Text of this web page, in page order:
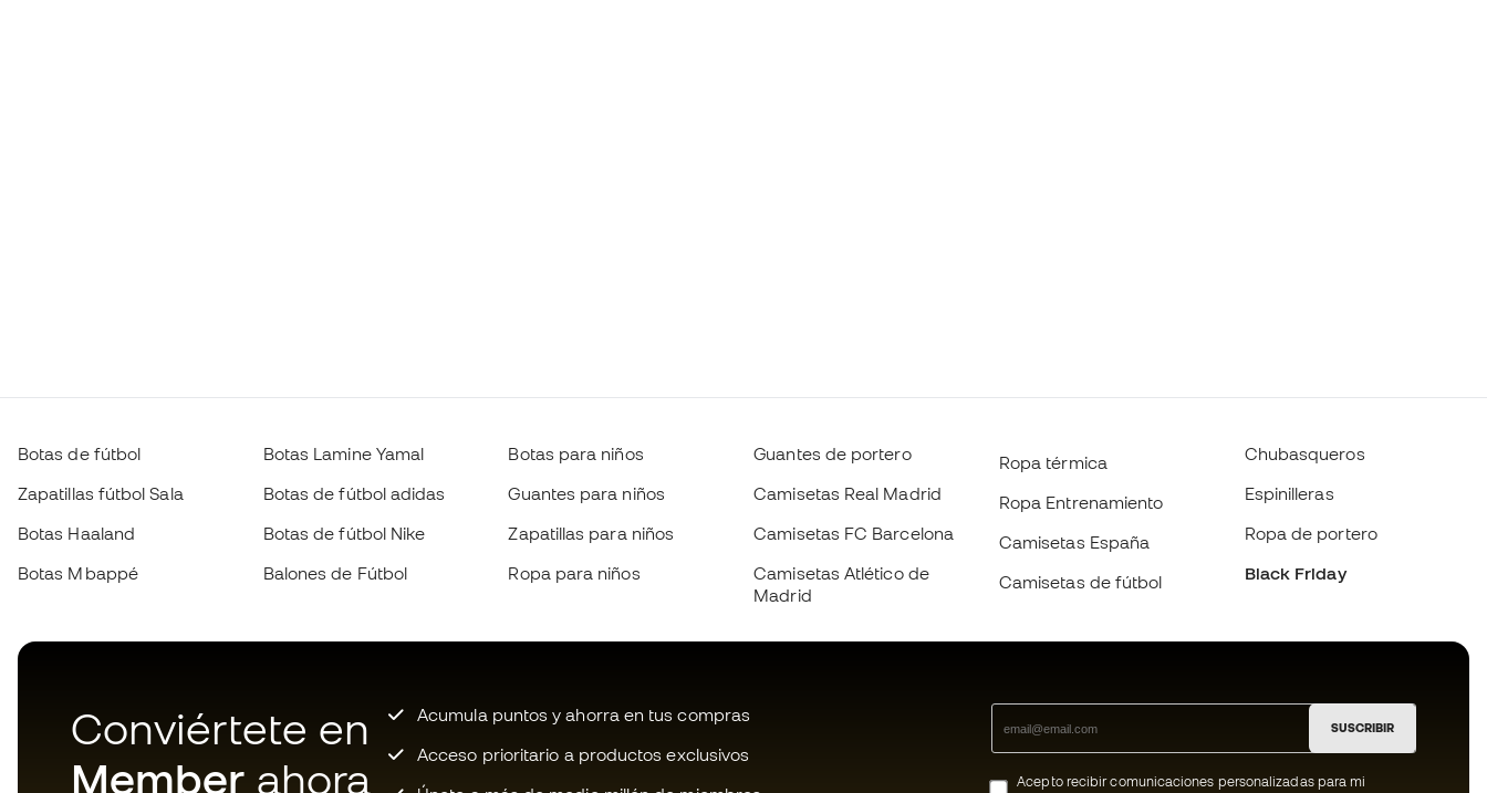
Botas de fútbol
Zapatillas fútbol Sala
Botas Haaland
Botas Mbappé
Botas Lamine Yamal
Botas de fútbol adidas
Botas de fútbol Nike
Balones de Fútbol
Botas para niños
Guantes para niños
Zapatillas para niños
Ropa para niños
Guantes de portero
Camisetas Real Madrid
Camisetas FC Barcelona
Camisetas Atlético de
Madrid
Ropa térmica
Ropa Entrenamiento
Camisetas España
Camisetas de fútbol
Chubasqueros
Espinilleras
Ropa de portero
Black Friday
Conviértete en
Member ahora
Acumula puntos y ahorra en tus compras
Acceso prioritario a productos exclusivos
SUSCRIBIR
Acepto recibir comunicaciones personalizadas para mi